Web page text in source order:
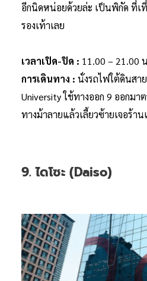
อีกนิดหน่อยด้วยล่ะ เป็นพิกัด ที่เ
รองเท้าเลย
เวลาเปิด-ปิด : 11.00 – 21.00
การเดินทาง : นั่งรถไฟใต้ดินสา
University ใช้ทางออก 9 ออกมา
ทางม้าลายแล้วเลี้ยวซ้ายเจอร้าน
9. ไดโซะ (Daiso)